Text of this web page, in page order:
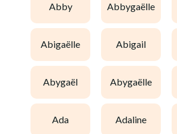
abby abbygaëlle
abigaëlle abigail
abygaël abygaëlle
ada adaline